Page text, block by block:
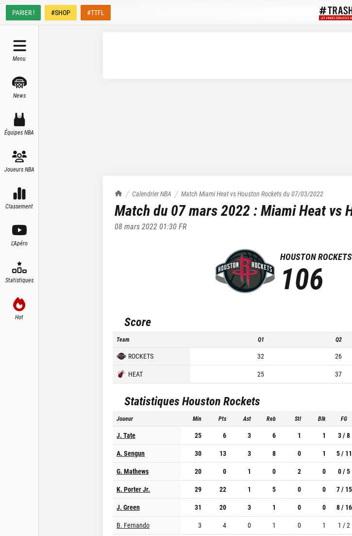
PARIER ! #SHOP #TTFL
Menu
News
Équipes NBA
Joueurs NBA
Classement
L'Apéro
Statistiques
Hot
TrashTalk Actu NBA
Calendrier NBA Match Miami Heat vsHouston Rocketsdu07/03/2022
Match du 07 mars 2022:Miami Heatvs
08 mars 2022 01:30FR
HOUSTON ROCKETS
106
Score
Team Q1 Q2
ROCKETS 32 26
HEAT
25 37
StatistiquesHouston Rockets
Joueur Min Pts Ast Reb Stl Blk FG
J. Tate 25 6 3 6 1 1 3 / 8
A. Sengun
30 13 3 8 0 1 5 / 11
G. Mathews
20 0 1 0 2 0 0 / 5
K. Porter Jr.
29 22 1 5 0 0 7 / 15
J. Green
31 20 3 1 0 0 8 / 16
B. Fernando
3 4 0 1 0 1 1 / 2